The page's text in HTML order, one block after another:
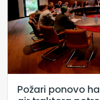
Požari ponovo